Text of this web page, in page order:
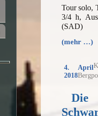
Tour solo,
3/4 h,
(SAD)
(mehr …)
4. April
2018
Die